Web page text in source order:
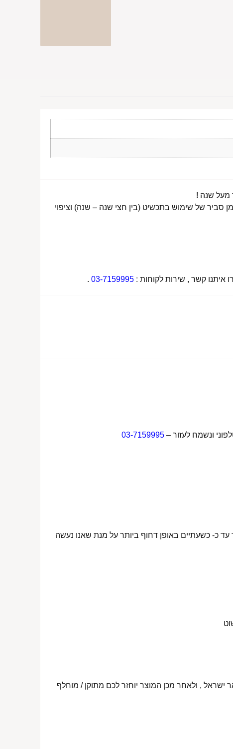
סביר של שימוש בתכשיט (בין חצי שנה – שנה) וציפוי
קשר , שירות לקוחות : 03-7159995
.
ונשמח לעזור – 03-7159995
כ- כשעתיים באופן דחוף ביותר על מנת שאנו נעשה
ישראל , ולאחר מכן המוצר יוחזר לכם מתוקן / מוחלף